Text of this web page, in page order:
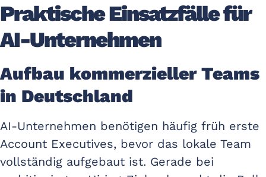
Praktische Einsatzfälle für
AI-Unternehmen
Aufbau kommerzieller Teams
in Deutschland
AI-Unternehmen benötigen häufig früh erste
Account Executives, bevor das lokale Team
vollständig aufgebaut ist. Gerade bei